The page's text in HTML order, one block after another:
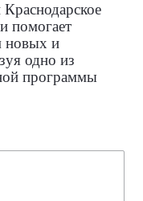
помогает
новых и
одно из
программы